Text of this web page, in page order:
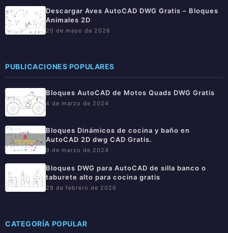
Descargar Aves AutoCAD DWG Gratis – Bloques
Animales 2D
20 de mayo de 2026
PUBLICACIONES POPULARES
Bloques AutoCAD de Motos Quads DWG Gratis
4 de marzo de 2024
Bloques Dinámicos de cocina y baño en
AutoCAD 2D dwg CAD Gratis.
9 de marzo de 2024
Bloques DWG para AutoCAD de silla banco o
taburete alto para cocina gratis
28 de febrero de 2026
CATEGORÍA POPULAR